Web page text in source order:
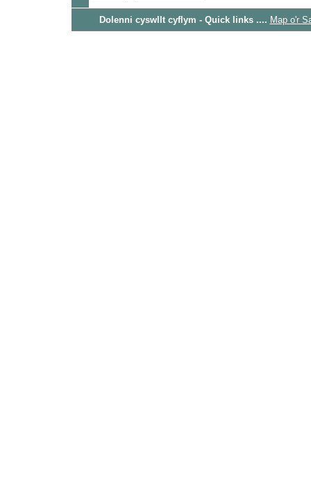
Dolenni cyswllt cyflym - Quick links .... Map o'r